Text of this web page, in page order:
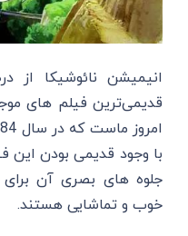
انیمیشن نائوشیکا از
قدیمی‌ترین فیلم‌ های
با وجود قدیمی بودن این
جلوه های بصری آن
خوب و تماشایی هستند.